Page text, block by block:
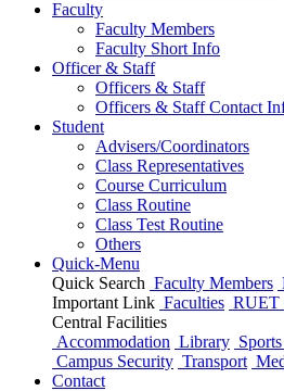
Faculty
Faculty Members
Faculty Short Info
Officer & Staff
Officers & Staff
Officers & Staff Contact
Student
Advisers/Coordinators
Class Representatives
Course Curriculum
Class Routine
Class Test Routine
Others
Quick-Menu
Quick Search Faculty Members
Important Link Faculties RUET
Central Facilities
Accommodation Library
Campus Security Transport
Contact